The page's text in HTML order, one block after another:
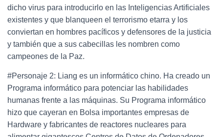
dicho virus para introducirlo en las Inteligencias Artificiales
existentes y que blanqueen el terrorismo etarra y los
conviertan en hombres pacíficos y defensores de la justicia
y también que a sus cabecillas les nombren como
campeones de la Paz.
#Personaje 2: Liang es un informático chino. Ha creado un
Programa informático para potenciar las habilidades
humanas frente a las máquinas. Su Programa informático
hizo que cayeran en Bolsa importantes empresas de
Hardware y fabricantes de reactores nucleares para